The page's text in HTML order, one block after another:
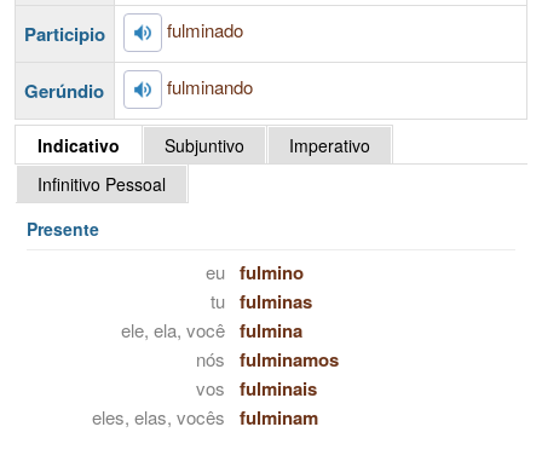
Participio fulminado
Gerúndio fulminando
Indicativo Subjuntivo
Imperativo
Infinitivo Pessoal
Presente
eu fulmino
tu fulminas
ele, ela, você fulmina
nós fulminamos
vos fulminais
eles, elas, vocês fulminam